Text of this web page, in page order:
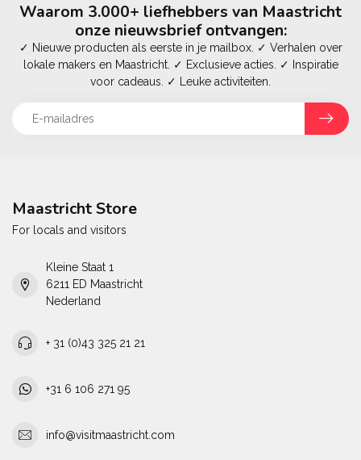
Waarom 3.000+ liefhebbers van Maastricht
onze nieuwsbrief ontvangen:
✓ Nieuwe producten als eerste in je mailbox. ✓ Verhalen over
lokale makers en Maastricht. ✓ Exclusieve acties. ✓ Inspiratie
voor cadeaus. ✓ Leuke activiteiten.
Maastricht Store
For locals and visitors
Kleine Staat 1
6211 ED Maastricht
Nederland
+ 31 (0)43 325 21 21
+31 6 106 271 95
info@visitmaastricht.com